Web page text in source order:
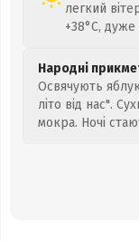
легкий
+38°C, дуже
Народні
Освячують
літо від нас".
мокра. Ночі